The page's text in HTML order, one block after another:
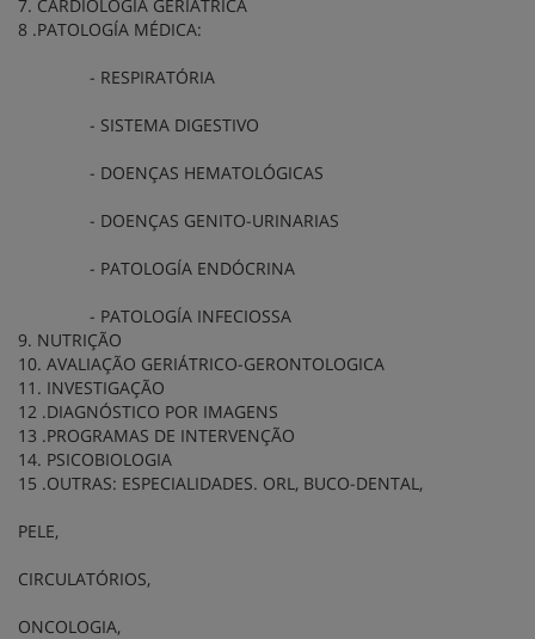
7. CARDIOLOGÍA GERIATRICA
8 .PATOLOGÍA MÉDICA:
- RESPIRATÓRIA
- SISTEMA DIGESTIVO
- DOENÇAS HEMATOLÓGICAS
- DOENÇAS GENITO-URINARIAS
- PATOLOGÍA ENDÓCRINA
- PATOLOGÍA INFECIOSSA
9. NUTRIÇÃO
10. AVALIAÇÃO GERIÁTRICO-GERONTOLOGICA
11. INVESTIGAÇÃO
12 .DIAGNÓSTICO POR IMAGENS
13 .PROGRAMAS DE INTERVENÇÃO
14. PSICOBIOLOGIA
15 .OUTRAS: ESPECIALIDADES. ORL, BUCO-DENTAL,
PELE,
CIRCULATÓRIOS,
ONCOLOGIA,